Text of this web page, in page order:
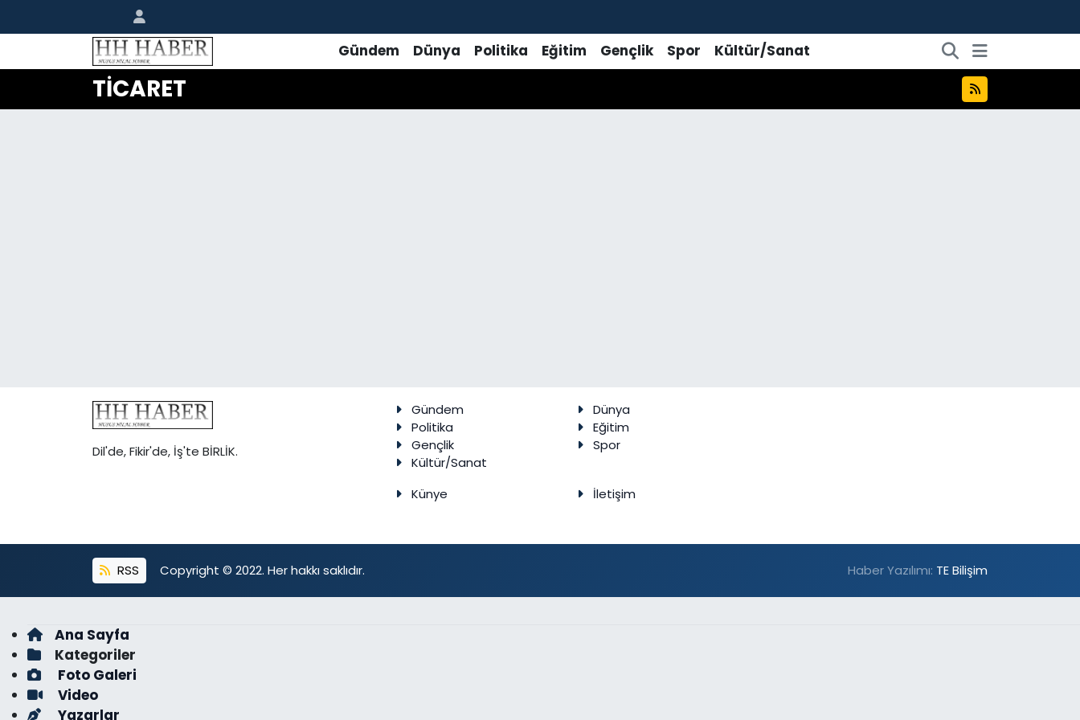
Gündem Dünya Politika Eğitim Gençlik Spor Kültür/Sanat
TİCARET
Dil'de, Fikir'de, İş'te BİRLİK.
Gündem
Dünya
Politika
Eğitim
Gençlik
Spor
Kültür/Sanat
Künye
İletişim
RSS Copyright © 2022. Her hakkı saklıdır. Haber Yazılımı: TE Bilişim
Ana Sayfa
Kategoriler
Foto Galeri
Video
Yazarlar